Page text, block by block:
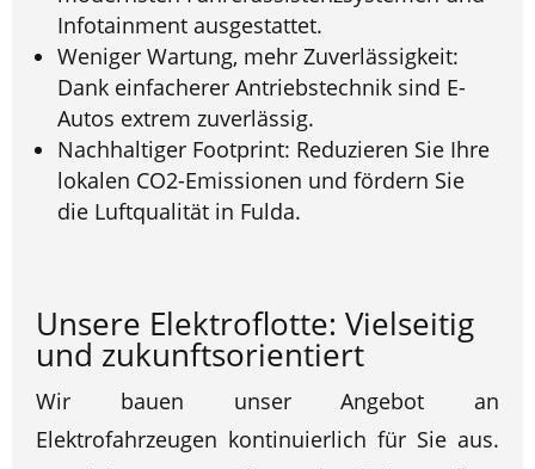
Infotainment ausgestattet.
Weniger Wartung, mehr Zuverlässigkeit:
Dank einfacherer Antriebstechnik sind E-
Autos extrem zuverlässig.
Nachhaltiger Footprint: Reduzieren Sie Ihre
lokalen CO2-Emissionen und fördern Sie
die Luftqualität in Fulda.
Unsere Elektroflotte: Vielseitig
und zukunftsorientiert
Wir bauen unser Angebot an
Elektrofahrzeugen kontinuierlich für Sie aus.